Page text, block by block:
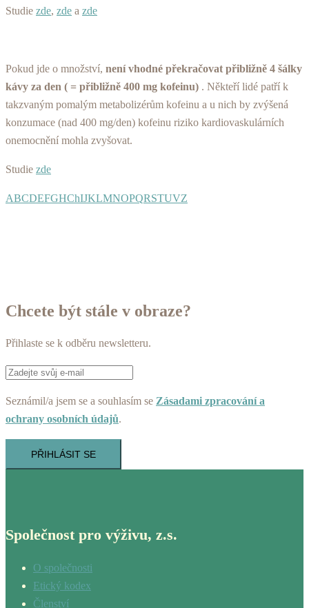
Studie zde, zde a zde
Pokud jde o množství, není vhodné překračovat přibližně 4 šálky
kávy za den ( = přibližně 400 mg kofeinu) . Někteří lidé patří k
takzvaným pomalým metabolizérům kofeinu a u nich by zvýšená
konzumace (nad 400 mg/den) kofeinu riziko kardiovaskulárních
onemocnění mohla zvyšovat.
Studie zde
ABCDEFGHChIJKLMNOPQRSTUVZ
Chcete být stále v obraze?
Přihlaste se k odběru newsletteru.
Seznámil/a jsem se a souhlasím se Zásadami zpracování a
ochrany osobních údajů.
PŘIHLÁSIT SE
Společnost pro výživu, z.s.
O společnosti
Etický kodex
Členství